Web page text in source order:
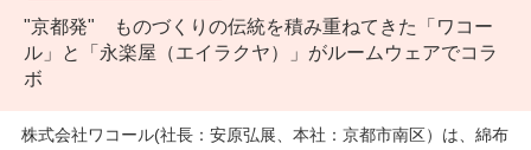
店舗検索
新着情報
"京都発" ものづくりの伝統を積み重ねてきた「ワコー
ル」と「永楽屋（エイラクヤ）」がルームウェアでコラ
ボ
株式会社ワコール(社長：安原弘展、本社：京都市南区）は、綿布